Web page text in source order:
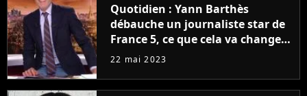
Quotidien : Yann Barthès
débauche un journaliste star de
France 5, ce que cela va changer
à la rentrée
22 mai 2023